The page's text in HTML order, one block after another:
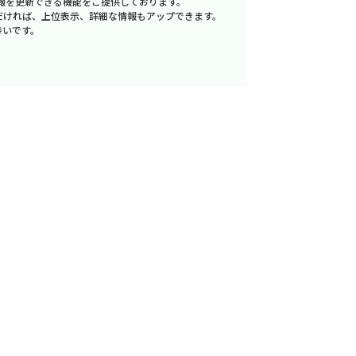
れば、上位表示、詳細な情報もアップできます。
です。